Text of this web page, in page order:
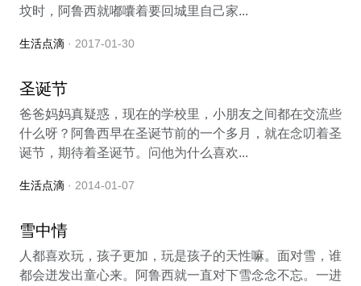
坟时，阿鲁西就嘟囔着要回城里自己家...
生活点滴 · 2017-01-30
圣诞节
爸爸妈妈真疑惑，现在的学校里，小朋友之间都在交流些
什么呀？阿鲁西早在圣诞节前的一个多月，就在念叨着圣
诞节，期待着圣诞节。问他为什么喜欢...
生活点滴 · 2014-01-07
雪中情
人都喜欢玩，孩子更加，玩是孩子的天性嘛。面对雪，谁
都会迸发出童心来。阿鲁西就一直对下雪念念不忘。一进